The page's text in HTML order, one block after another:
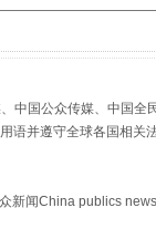
鞋教程"里的骗局
中国公众传媒、中国
语并遵守全球各国相关法
闻China publics